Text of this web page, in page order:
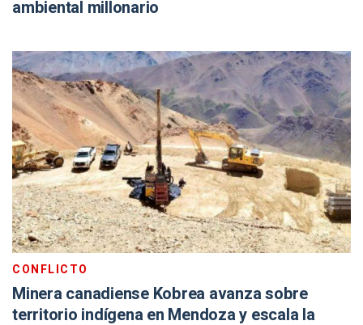
ambiental millonario
CONFLICTO
Minera canadiense Kobrea avanza sobre
territorio indígena en Mendoza y escala la